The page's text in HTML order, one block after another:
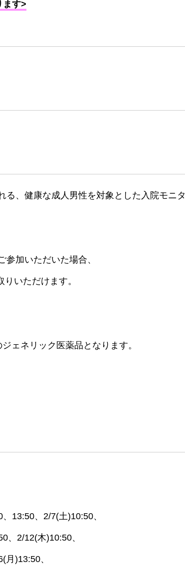
ます>
る、健康な成人男性を対象とした入院モニタ
加いただいた場合、
りいただけます。
ェネリック医薬品となります。
13:50、2/7(土)10:50、
、2/12(木)10:50、
)13:50、